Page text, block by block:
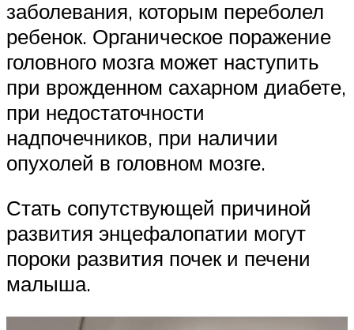
заболевания, которым переболел
ребенок. Органическое поражение
головного мозга может наступить
при врожденном сахарном диабете,
при недостаточности
надпочечников, при наличии
опухолей в головном мозге.
Стать сопутствующей причиной
развития энцефалопатии могут
пороки развития почек и печени
малыша.